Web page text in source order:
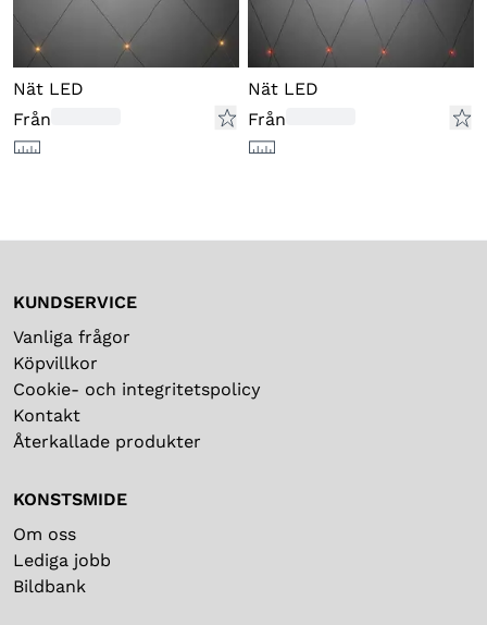
Nät LED
Från
Nät LED
Från
KUNDSERVICE
Vanliga frågor
Köpvillkor
Cookie- och integritetspolicy
Kontakt
Återkallade produkter
KONSTSMIDE
Om oss
Lediga jobb
Bildbank